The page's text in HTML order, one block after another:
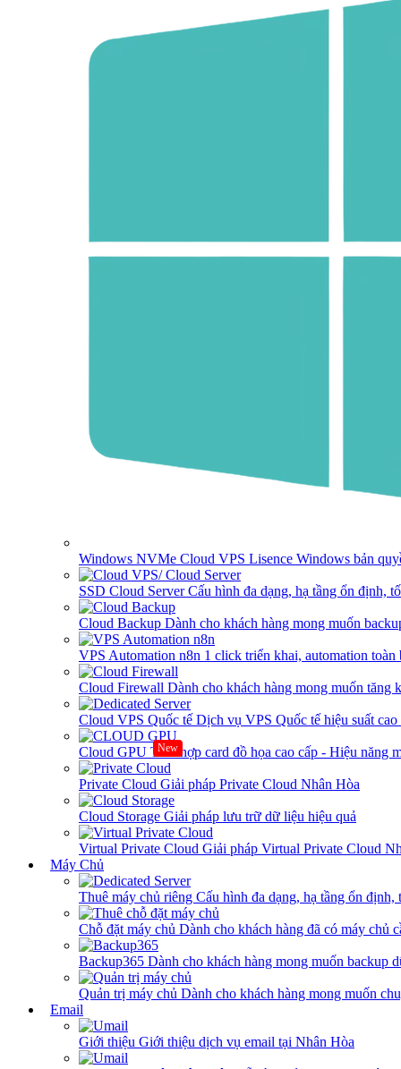
Windows NVMe Cloud VPS Lisence Windows bản
SSD Cloud ServerCấu hình đa dạng, hạ tầng ổn định,
Cloud Backup Dành cho khách hàng mong muốn
VPS Automation n8n 1 click triển khai, automation toàn
Cloud Firewall Dành cho khách hàng mong muốn tăng
Cloud VPS Quốc tế Dịch vụ VPS Quốc tế hiệu suất
Cloud GPU New
Tích hợp card đồ họa cao cấp - Hiệu năng
Private Cloud Giải pháp Private Cloud Nhân Hòa
Cloud Storage Giải pháp lưu trữ dữ liệu hiệu quả
Virtual Private Cloud Giải pháp Virtual Private Cloud
Máy Chủ
Thuê máy chủ riêng Cấu hình đa dạng, hạ tầng ổn
Chỗ đặt máy chủ Dành cho khách hàng đã có máy chủ
Backup365 Dành cho khách hàng mong muốn backup
Quản trị máy chủ Dành cho khách hàng mong muốn
Email
Giới thiệu Giới thiệu dịch vụ email tại Nhân Hòa